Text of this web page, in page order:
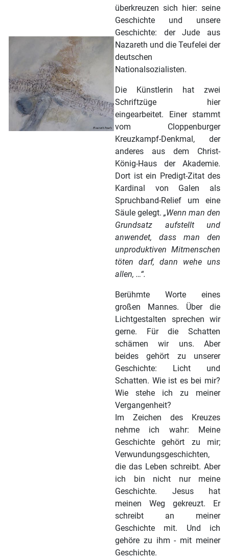
überkreuzen sich hier: seine
Geschichte und unsere
Geschichte: der Jude aus
Nazareth und die Teufelei der
deutschen
Nationalsozialisten.
Die Künstlerin hat zwei
Schriftzüge hier
eingearbeitet. Einer stammt
vom Cloppenburger
Kreuzkampf-Denkmal, der
anderes aus dem Christ-
König-Haus der Akademie.
Dort ist ein Predigt-Zitat des
Kardinal von Galen als
Spruchband-Relief um eine
Säule gelegt. „Wenn man den
Grundsatz aufstellt und
anwendet, dass man den
unproduktiven Mitmenschen
töten darf, dann wehe uns
allen, …“.
Berühmte Worte eines
großen Mannes. Über die
Lichtgestalten sprechen wir
gerne. Für die Schatten
schämen wir uns. Aber
beides gehört zu unserer
Geschichte: Licht und
Schatten. Wie ist es bei mir?
Wie stehe ich zu meiner
Vergangenheit?
Im Zeichen des Kreuzes
nehme ich wahr: Meine
Geschichte gehört zu mir;
Verwundungsgeschichten,
die das Leben schreibt. Aber
ich bin nicht nur meine
Geschichte. Jesus hat
meinen Weg gekreuzt. Er
schreibt an meiner
Geschichte mit. Und ich
gehöre zu ihm - mit meiner
Geschichte.